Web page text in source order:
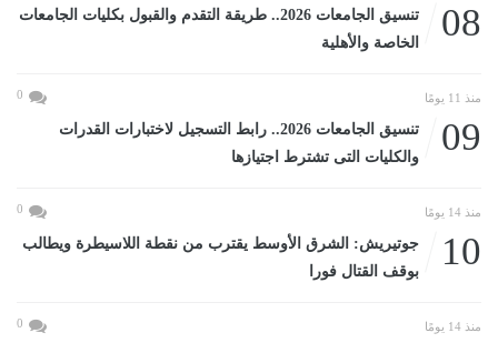
08
تنسيق الجامعات 2026.. طريقة التقدم والقبول بكليات الجامعات
الخاصة والأهلية
منذ 11 يومًا 0
09
تنسيق الجامعات 2026.. رابط التسجيل لاختبارات القدرات
والكليات التى تشترط اجتيازها
منذ 14 يومًا 0
10
جوتيريش: الشرق الأوسط يقترب من نقطة اللاسيطرة ويطالب
بوقف القتال فورا
منذ 14 يومًا 0